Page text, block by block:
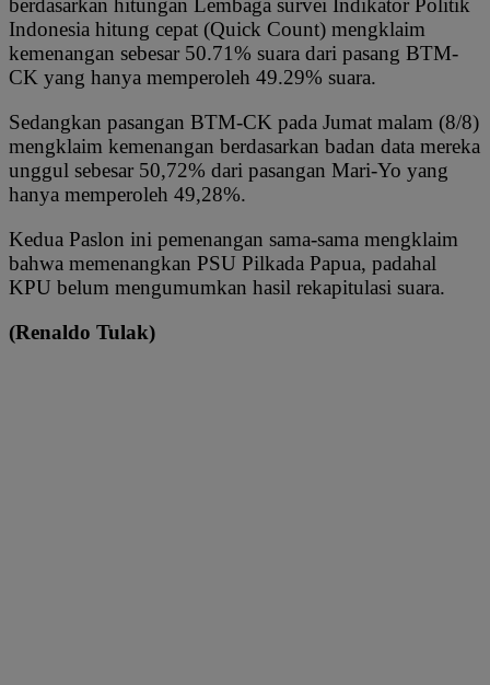
berdasarkan hitungan Lembaga survei Indikator Politik
Indonesia hitung cepat (Quick Count) mengklaim
kemenangan sebesar 50.71% suara dari pasang BTM-
CK yang hanya memperoleh 49.29% suara.
Sedangkan pasangan BTM-CK pada Jumat malam (8/8)
mengklaim kemenangan berdasarkan badan data mereka
unggul sebesar 50,72% dari pasangan Mari-Yo yang
hanya memperoleh 49,28%.
Kedua Paslon ini pemenangan sama-sama mengklaim
bahwa memenangkan PSU Pilkada Papua, padahal
KPU belum mengumumkan hasil rekapitulasi suara.
(Renaldo Tulak)